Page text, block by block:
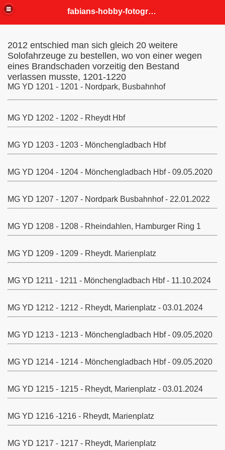
fabians-hobby-fotografien
2012 entschied man sich gleich 20 weitere
Solofahrzeuge zu bestellen, wo von einer wegen
eines Brandschaden vorzeitig den Bestand
verlassen musste, 1201-1220
MG YD 1201 - 1201 - Nordpark, Busbahnhof
MG YD 1202 - 1202 - Rheydt Hbf
MG YD 1203 - 1203 - Mönchengladbach Hbf
MG YD 1204 - 1204 - Mönchengladbach Hbf - 09.05.2020
MG YD 1207 - 1207 - Nordpark Busbahnhof - 22.01.2022
MG YD 1208 - 1208 - Rheindahlen, Hamburger Ring 1
MG YD 1209 - 1209 - Rheydt. Marienplatz
MG YD 1211 - 1211 - Mönchengladbach Hbf - 11.10.2024
MG YD 1212 - 1212 - Rheydt, Marienplatz - 03.01.2024
MG YD 1213 - 1213 - Mönchengladbach Hbf - 09.05.2020
MG YD 1214 - 1214 - Mönchengladbach Hbf - 09.05.2020
MG YD 1215 - 1215 - Rheydt, Marienplatz - 03.01.2024
MG YD 1216 -1216 - Rheydt, Marienplatz
MG YD 1217 - 1217 - Rheydt, Marienplatz